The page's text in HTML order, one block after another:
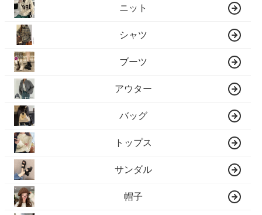
ニット
シャツ
ブーツ
アウター
バッグ
トップス
サンダル
帽子